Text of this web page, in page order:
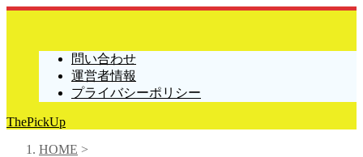
問い合わせ
運営者情報
プライバシーポリシー
ThePickUp
HOME >